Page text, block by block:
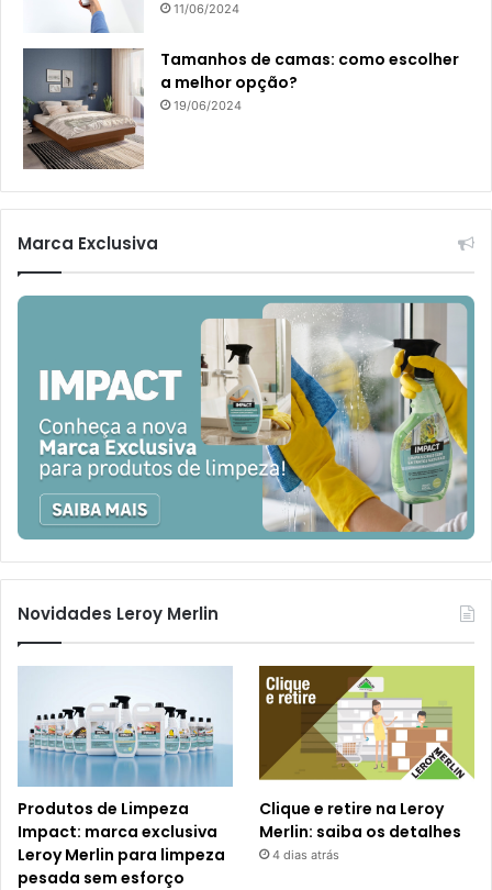
11/06/2024
Tamanhos de camas: como escolher
a melhor opção?
19/06/2024
Marca Exclusiva
Novidades Leroy Merlin
Produtos de Limpeza
Impact: marca exclusiva
Leroy Merlin para limpeza
pesada sem esforço
Clique e retire na Leroy
Merlin: saiba os detalhes
4 dias atrás